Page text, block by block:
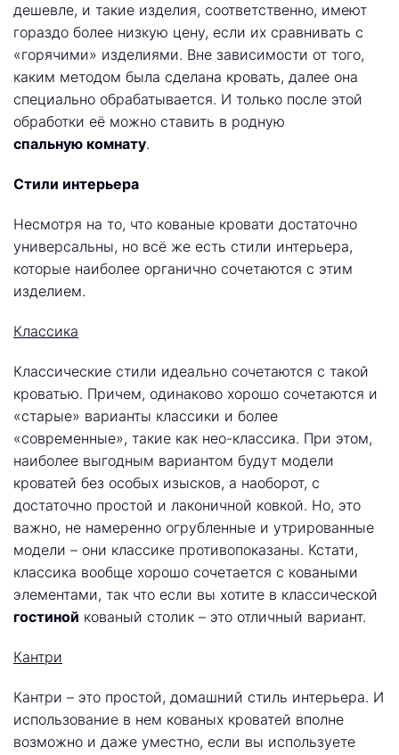
дешевле, и такие изделия, соответственно, имеют
гораздо более низкую цену, если их сравнивать с
«горячими» изделиями. Вне зависимости от того,
каким методом была сделана кровать, далее она
специально обрабатывается. И только после этой
обработки её можно ставить в родную
спальную комнату.
Стили интерьера
Несмотря на то, что кованые кровати достаточно
универсальны, но всё же есть стили интерьера,
которые наиболее органично сочетаются с этим
изделием.
Классика
Классические стили идеально сочетаются с такой
кроватью. Причем, одинаково хорошо сочетаются и
«старые» варианты классики и более
«современные», такие как нео-классика. При этом,
наиболее выгодным вариантом будут модели
кроватей без особых изысков, а наоборот, с
достаточно простой и лаконичной ковкой. Но, это
важно, не намеренно огрубленные и утрированные
модели – они классике противопоказаны. Кстати,
классика вообще хорошо сочетается с коваными
элементами, так что если вы хотите в классической
гостиной кованый столик – это отличный вариант.
Кантри
Кантри – это простой, домашний стиль интерьера. И
использование в нем кованых кроватей вполне
возможно и даже уместно, если вы используете